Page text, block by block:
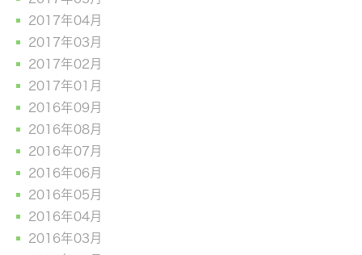
2017年04月
2017年03月
2017年02月
2017年01月
2016年09月
2016年08月
2016年07月
2016年06月
2016年05月
2016年04月
2016年03月